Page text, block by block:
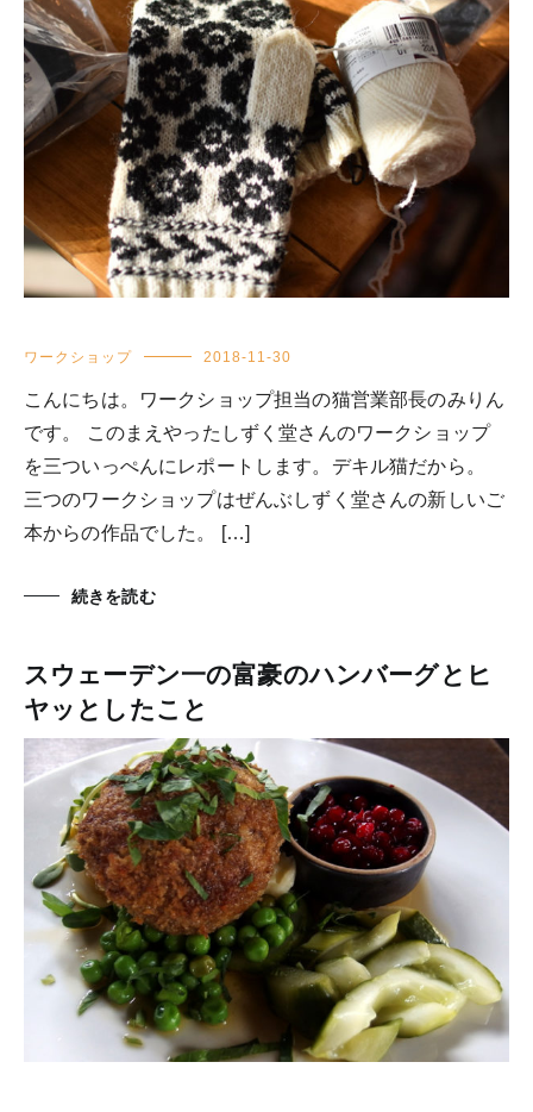
ワークショップ 2018-11-30
こんにちは。ワークショップ担当の猫営業部長のみりん
です。 このまえやったしずく堂さんのワークショップ
を三ついっぺんにレポートします。デキル猫だから。
三つのワークショップはぜんぶしずく堂さんの新しいご
本からの作品でした。 […]
続きを読む
スウェーデン一の富豪のハンバーグとヒ
ヤッとしたこと